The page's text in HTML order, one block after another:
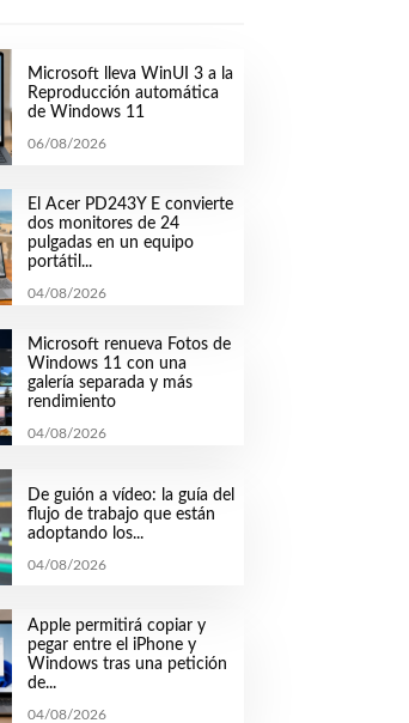
Microsoft lleva WinUI 3 a la
Reproducción automática
de Windows 11
06/08/2026
El Acer PD243Y E convierte
dos monitores de 24
pulgadas en un equipo
portátil...
04/08/2026
Microsoft renueva Fotos de
Windows 11 con una
galería separada y más
rendimiento
04/08/2026
De guión a vídeo: la guía del
flujo de trabajo que están
adoptando los...
04/08/2026
Apple permitirá copiar y
pegar entre el iPhone y
Windows tras una petición
de...
04/08/2026